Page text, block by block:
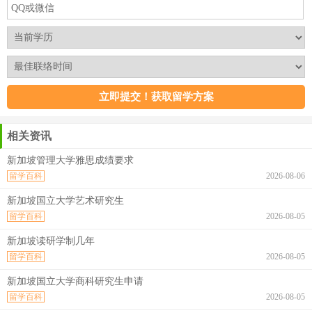
相关资讯
新加坡管理大学雅思成绩要求
2026-08-06
留学百科
新加坡国立大学艺术研究生
2026-08-05
留学百科
新加坡读研学制几年
2026-08-05
留学百科
新加坡国立大学商科研究生申请
2026-08-05
留学百科